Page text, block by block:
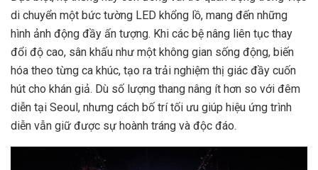
di chuyển một bức tường LED khổng lồ, mang đến những
hình ảnh động đầy ấn tượng. Khi các bệ nâng liên tục thay
đổi độ cao, sân khấu như một không gian sống động, biến
hóa theo từng ca khúc, tạo ra trải nghiệm thị giác đầy cuốn
hút cho khán giả. Dù số lượng thang nâng ít hơn so với đêm
diễn tại Seoul, nhưng cách bố trí tối ưu giúp hiệu ứng trình
diễn vẫn giữ được sự hoành tráng và độc đáo.